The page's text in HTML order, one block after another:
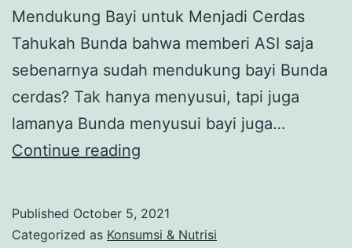
Mendukung Bayi untuk Menjadi Cerdas
Tahukah Bunda bahwa memberi ASI saja
sebenarnya sudah mendukung bayi Bunda
cerdas? Tak hanya menyusui, tapi juga
lamanya Bunda menyusui bayi juga…
Continue reading
Busui
Published October 5, 2021
Categorized as Konsumsi & Nutrisi